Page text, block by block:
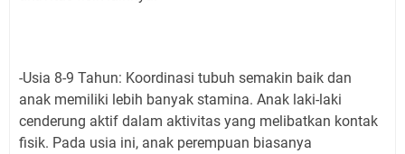
-Usia 8-9 Tahun: Koordinasi tubuh semakin baik dan
anak memiliki lebih banyak stamina. Anak laki-laki
cenderung aktif dalam aktivitas yang melibatkan kontak
fisik. Pada usia ini, anak perempuan biasanya